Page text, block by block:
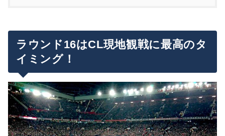
UEFAチャンピオンズリーグのチケットの買い方
CLラウンド16チケット情報まとめ
各試合別チケット販売スケジュール
各試合別チケット購入方法
まとめ
ラウンド16はCL現地観戦に最高のタ
イミング！